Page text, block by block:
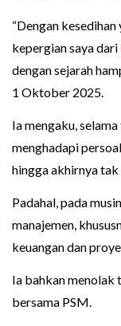
“Dengan
kepergian saya dari
dengan sejarah
1 Oktober 2025.
Ia mengaku,
menghadapi
hingga akhirnya
Padahal, pada
manajemen,
keuangan dan
Ia bahkan menolak
bersama PSM.